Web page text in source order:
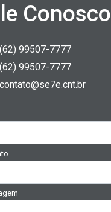
Conosco
(62) 99507-7777
(62) 99507-7777
contato@se7e.cnt.br